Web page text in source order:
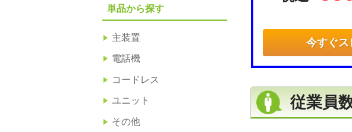
今すぐ
従業員
単品から探す
主装置
電話機
コードレス
ユニット
その他